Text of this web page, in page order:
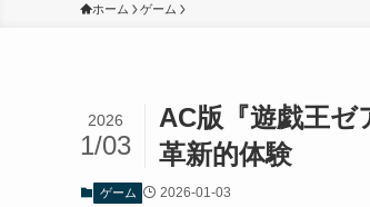
ホーム ゲーム
AC版『遊戯王
革新的体験
2026
1/03
ゲーム 2026-01-03